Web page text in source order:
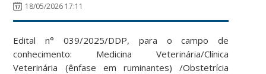
18/05/2026 17:11
Edital n° 039/2025/DDP, para o campo de
conhecimento: Medicina Veterinária/Clínica
Veterinária (ênfase em ruminantes) /Obstetrícia